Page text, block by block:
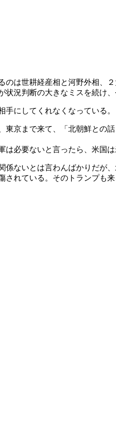
のは世耕経産相と河野外相、
況判断の大きなミスを続け
手にしてくれなくなっている。
東京まで来て、「北朝鮮との
必要ないと言ったら、米国
係ないとは言わんばかりだが
されている。そのトランプも